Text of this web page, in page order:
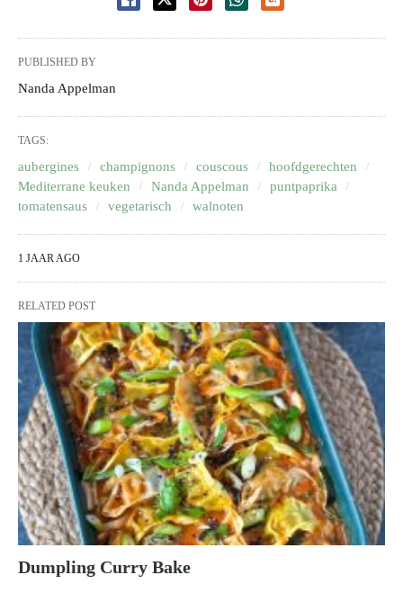
PUBLISHED BY
Nanda Appelman
TAGS:
aubergines champignons couscous
hoofdgerechten
Mediterrane keuken
Nanda Appelman
puntpaprika
tomatensaus
vegetarisch walnoten
1 JAAR AGO
RELATED POST
Dumpling Curry Bake